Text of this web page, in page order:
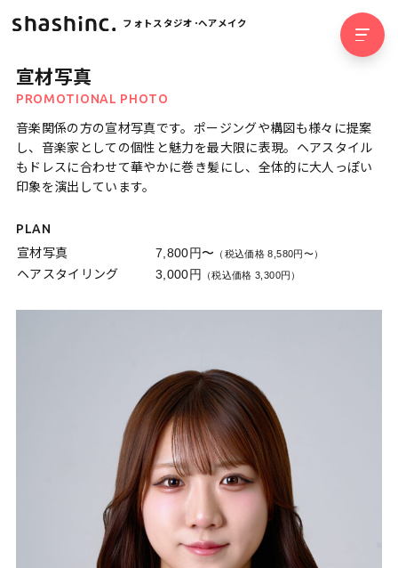
フォトスタジオ･ヘアメイク
宣材写真
PROMOTIONAL PHOTO
音楽関係の方の宣材写真です。ポージングや構図も様々に提案
し、音楽家としての個性と魅力を最大限に表現。ヘアスタイル
もドレスに合わせて華やかに巻き髪にし、全体的に大人っぽい
印象を演出しています。
PLAN
宣材写真
7,800円〜 （税込価格 8,580円〜）
ヘアスタイリング 3,000円 （税込価格 3,300円）